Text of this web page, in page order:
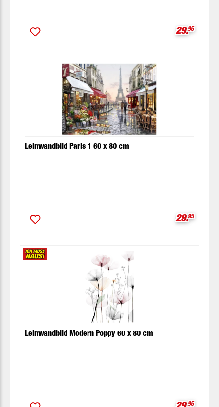
29.95
Leinwandbild Paris 1 60 x 80 cm
29.95
Leinwandbild Modern Poppy 60 x 80 cm
95